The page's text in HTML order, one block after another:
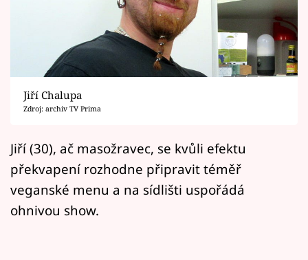
Sledujte prima+
Filmový festival Karlovy Vary
Pořady
Mámy sobě
Přihlášení
Jiří Chalupa
Zdroj: archiv TV Prima
Jiří (30), ač masožravec, se kvůli efektu
překvapení rozhodne připravit téměř
veganské menu a na sídlišti uspořádá
ohnivou show.